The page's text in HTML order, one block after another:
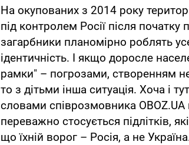
На окупованих з 2014 року
під контролем Росії після
загарбники планомірно роблять
ідентичність. І якщо доросле
рамки" – погрозами, створенням
то з дітьми інша ситуація. Хоча і
словами співрозмовника OBOZ.UA
переважно стосується підлітків,
що їхній ворог – Росія, а не